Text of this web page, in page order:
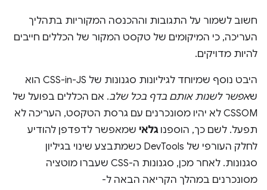
חשוב לשמור על התגובות וההכנסה המקוריות בתהליך
העריכה, כי המיקומים של טקסט המקור של הכללים חייבים
להיות מדויקים.
היבט נוסף שמיוחד לגיליונות סגנונות של CSS-in-JS הוא
שאפשר לשנות אותם בדף בכל שלב. אם הכללים בפועל של
CSSOM לא יהיו מסונכרנים עם גרסת הטקסט, העריכה לא
תפעל. לשם כך, הוספנוגלאי שמאפשר לדפדפן להודיע
לחלק העורפי של DevTools כשמתבצע שינוי בגיליון
סגנונות. לאחר מכן, סגנונות ה-CSS שעברו מוטציה
מסונכרנים במהלך הקריאה הבאה ל-